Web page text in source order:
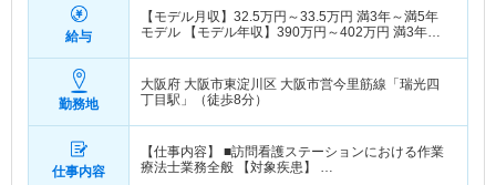
給与
【モデル月収】 32.5万円～33.5万円 満3年～満5年
モデル 【モデル年収】 390万円～402万円 満3年～
勤務地
大阪府 大阪市東淀川区 大阪市営今里筋線「瑞光四
丁目駅」（徒歩8分）
仕事内容
【仕事内容】 ■訪問看護ステーションにおける作業
療法士業務全般 【対象疾患】 …